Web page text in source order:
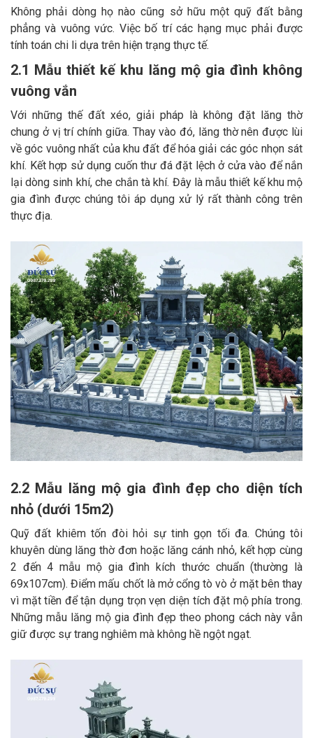
Không phải dòng họ nào cũng sở hữu một quỹ đất bằng
phẳng và vuông vức. Việc bố trí các hạng mục phải được
tính toán chi li dựa trên hiện trạng thực tế.
2.1 Mẫu thiết kế khu lăng mộ gia đình không
vuông vắn
Với những thế đất xéo, giải pháp là không đặt lăng thờ
chung ở vị trí chính giữa. Thay vào đó, lăng thờ nên được lùi
về góc vuông nhất của khu đất để hóa giải các góc nhọn sát
khí. Kết hợp sử dụng cuốn thư đá đặt lệch ở cửa vào để nắn
lại dòng sinh khí, che chắn tà khí. Đây là mẫu thiết kế khu mộ
gia đình được chúng tôi áp dụng xử lý rất thành công trên
thực địa.
2.2 Mẫu lăng mộ gia đình đẹp cho diện tích
nhỏ (dưới 15m2)
Quỹ đất khiêm tốn đòi hỏi sự tinh gọn tối đa. Chúng tôi
khuyên dùng lăng thờ đơn hoặc lăng cánh nhỏ, kết hợp cùng
2 đến 4 mẫu mộ gia đình kích thước chuẩn (thường là
69x107cm). Điểm mấu chốt là mở cổng tò vò ở mặt bên thay
vì mặt tiền để tận dụng trọn vẹn diện tích đặt mộ phía trong.
Những mẫu lăng mộ gia đình đẹp theo phong cách này vẫn
giữ được sự trang nghiêm mà không hề ngột ngạt.